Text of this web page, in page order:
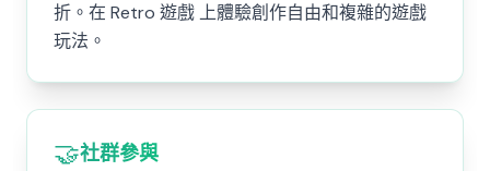
折。在 Retro 遊戲 上體驗創作自由和複雜的遊戲
玩法。
🤝社群參與